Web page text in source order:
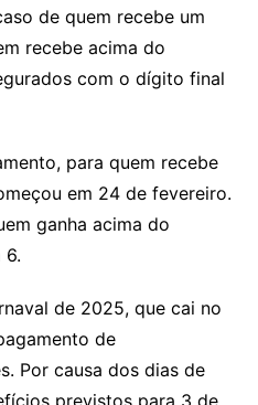
de quem recebe um
recebe acima do
com o dígito final
para quem recebe
em 24 de fevereiro.
ganha acima do
6.
de 2025, que cai no
de
Por causa dos dias de